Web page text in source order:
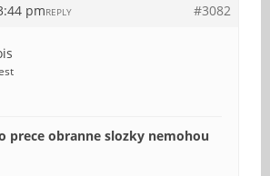
pm #3082
REPLY
prece obranne slozky nemohou